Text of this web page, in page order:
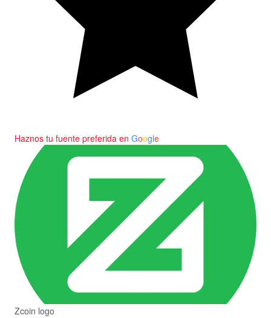
Haznos tu fuente preferida en Google
Zcoin logo